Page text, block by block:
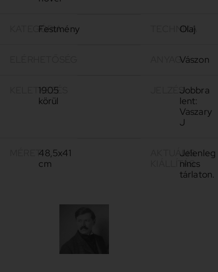
KATEGÓRIA
Festmény TECHNIKA
Olaj
ANYAGVászon
KELETKEZÉS
1905
körül
JELZÉSJobbra
lent:
Vaszary
J
MÉRET48,5x41
cm
AKTUÁLIS
KIÁLLÍTÁS
Jelenleg
nincs
tárlaton.